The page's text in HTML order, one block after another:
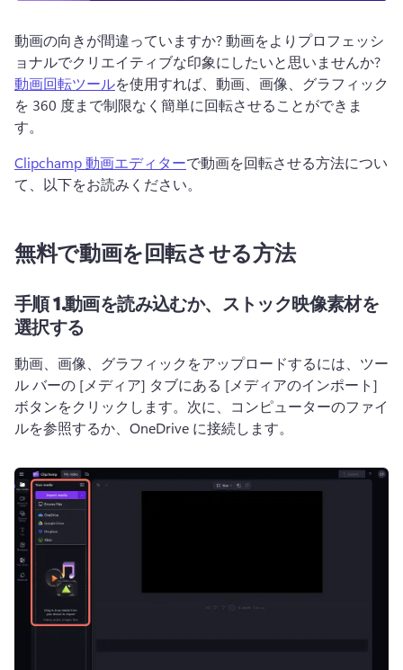
動画の向きが間違っていますか? 動画をよりプロフェッシ
ョナルでクリエイティブな印象にしたいと思いませんか?
動画回転ツールを使用すれば、動画、画像、グラフィック
を 360 度まで制限なく簡単に回転させることができま
す。
Clipchamp 動画エディターで動画を回転させる方法につい
て、以下をお読みください。
無料で動画を回転させる方法
手順 1.動画を読み込むか、ストック映像素材を
選択する
動画、画像、グラフィックをアップロードするには、ツー
ル バーの [メディア] タブにある [メディアのインポート]
ボタンをクリックします。 次に、コンピューターのファイ
ルを参照するか、OneDrive に接続します。